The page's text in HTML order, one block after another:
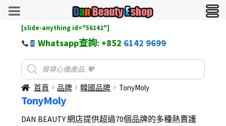
[slide-anything id="56142"]
Whatsapp查詢: +852 6142 9699
首頁 品牌 韓國品牌 TonyMoly
TonyMoly
DAN BEAUTY 網店提供超過70個品牌的多種熱賣護